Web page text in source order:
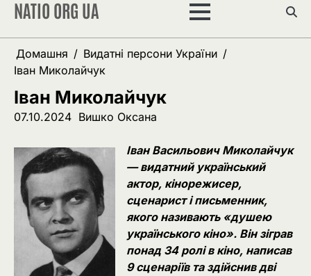
Перейти
вмісту
NATIO ORG UA
Домашня
Видатні персони України
Іван Миколайчук
Іван Миколайчук
07.10.2024 Вишко Оксана
Іван Васильович Миколайчук
— видатний український
актор, кінорежисер,
сценарист і письменник,
якого називають «душею
українського кіно». Він зіграв
понад 34 ролі в кіно, написав
9 сценаріїв та здійснив дві